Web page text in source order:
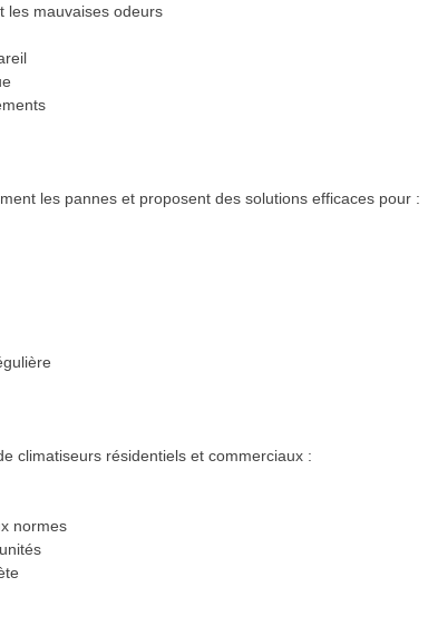
les mauvaises odeurs
les pannes et proposent des solutions efficaces pour :
climatiseurs résidentiels et commerciaux :
normes